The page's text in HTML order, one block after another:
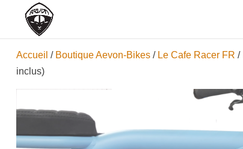
Accueil / Boutique Aevon-Bikes/ Le Cafe Racer FR /
inclus)